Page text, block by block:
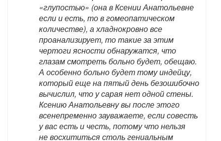
«глупостью» (она в Ксении Анатольевне
если и есть, то в гомеопатическом
количестве), а хладнокровно все
проанализирует, то такие за этим
чертоги ясности обнаружатся, что
глазам смотреть больно будет, обещаю.
А особенно больно будет тому индейцу,
который еще на пятый день безошибочно
вычислил, что у сарая нет одной стены.
Ксению Анатольевну вы после этого
всенепременно зауважаете, если совесть
у вас есть и честь, потому что нельзя
не восхититься столь гениальным